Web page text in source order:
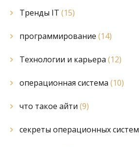
Тренды IT (15)
программирование (14)
Технологии и карьера (12)
операционная система (10)
что такое айти (9)
секреты операционных систем